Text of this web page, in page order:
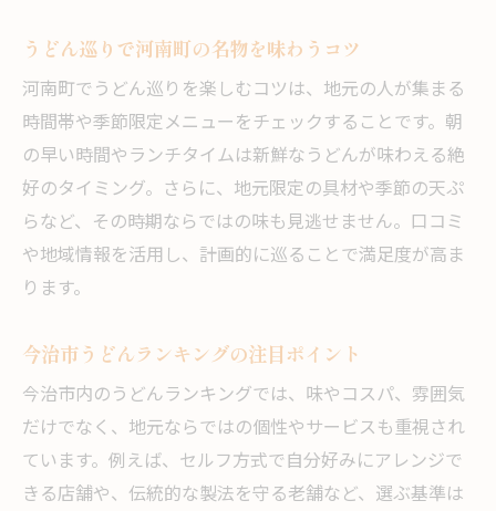
地元のうどん名物を支える人々の思い
今治市河南町で進化するうどん文化
セルフうどんの魅力を満喫するコツ
今治セルフうどん店の上手な楽しみ方
セルフうどんを満喫できるおすすめの流れ
河南町でセルフうどんを堪能する工夫
うどん注文時のポイントと裏技を紹介
セルフうどんの良さを引き出す食べ方
今治うどんの特徴と選び方のポイント
今治うどんの特徴を知って賢く選ぶ方法
うどん選びで迷わないための注目ポイント
出汁や麺にこだわる今治うどんの見極め方
うどん巡りで河南町の名物を味わうコツ
河南町でうどん巡りを楽しむコツは、地元の人が集まる
時間帯や季節限定メニューをチェックすることです。朝
の早い時間やランチタイムは新鮮なうどんが味わえる絶
好のタイミング。さらに、地元限定の具材や季節の天ぷ
らなど、その時期ならではの味も見逃せません。口コミ
や地域情報を活用し、計画的に巡ることで満足度が高ま
ります。
今治市うどんランキングの注目ポイント
今治市内のうどんランキングでは、味やコスパ、雰囲気
だけでなく、地元ならではの個性やサービスも重視され
ています。例えば、セルフ方式で自分好みにアレンジで
きる店舗や、伝統的な製法を守る老舗など、選ぶ基準は